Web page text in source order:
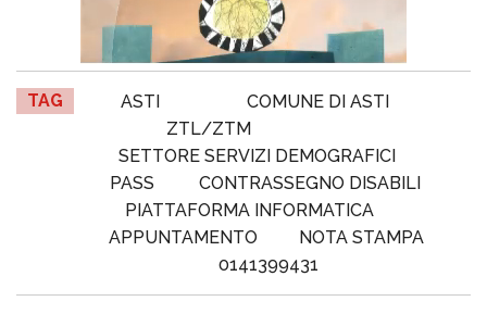
TAG ASTI
COMUNE DI ASTI
ZTL/ZTM
SETTORE SERVIZI DEMOGRAFICI
PASS
CONTRASSEGNO DISABILI
PIATTAFORMA INFORMATICA
APPUNTAMENTO
NOTA STAMPA
0141399431